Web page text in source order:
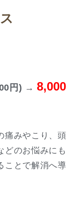
円) →8,000
痛みやこり、頭
どのお悩みにも
ことで解消へ導